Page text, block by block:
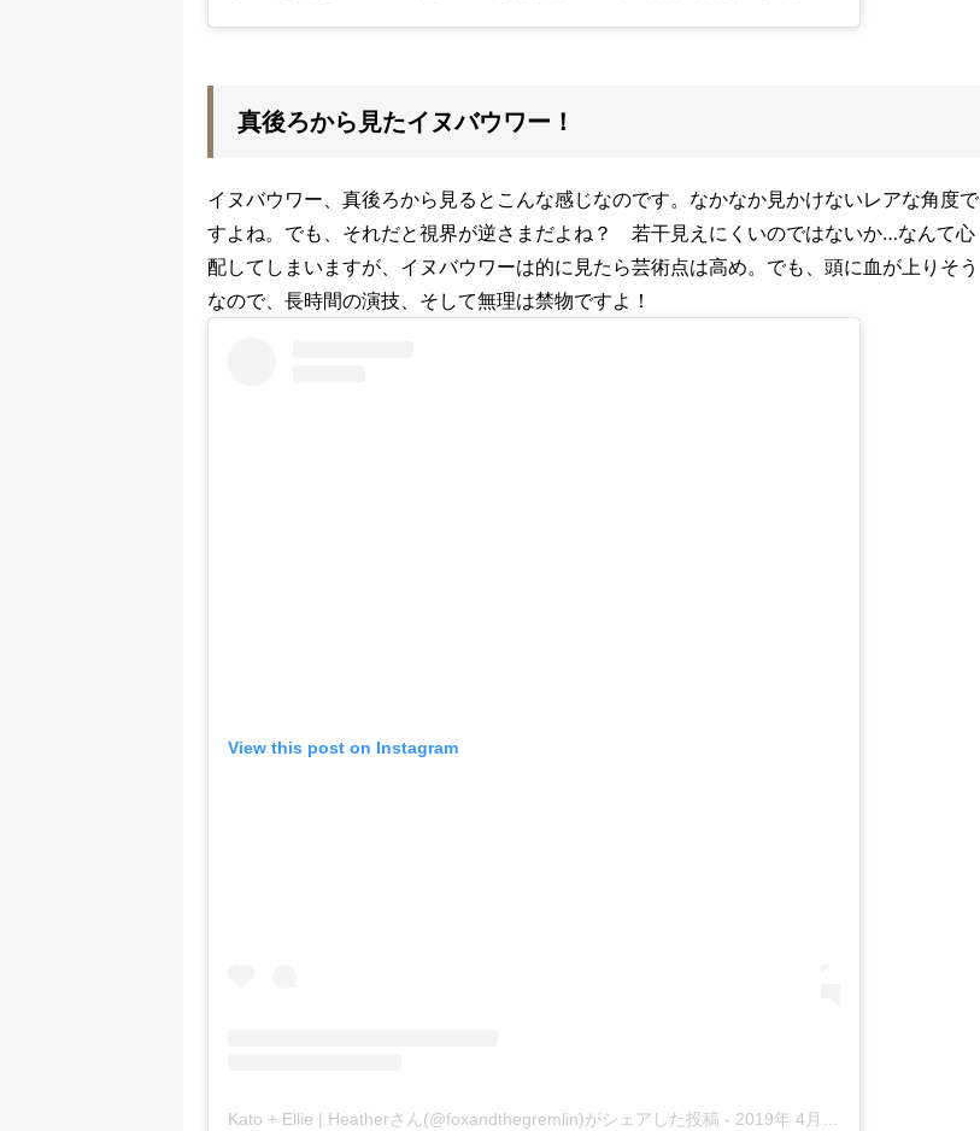
真後ろから見たイヌバウワー！
イヌバウワー、真後ろから見るとこんな感じなのです。なかなか見かけないレアな角度で
すよね。でも、それだと視界が逆さまだよね？ 若干見えにくいのではないか…なんて心
配してしまいますが、イヌバウワーは的に見たら芸術点は高め。でも、頭に血が上りそう
なので、長時間の演技、そして無理は禁物ですよ！
View this post on Instagram
Kato + Ellie | Heatherさん(@foxandthegremlin)がシェアした投稿 - 2019年 4月月10日午前6時54分PDT